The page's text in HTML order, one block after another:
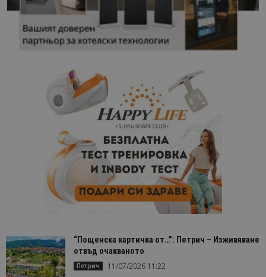
“Пощенска картичка от…”: Петрич – Изживяване
отвъд очакваното
Петрич 11/07/2026 11:22